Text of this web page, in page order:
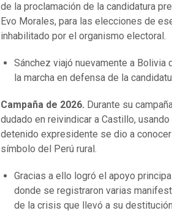
de la proclamación de la candidatura
Evo Morales, para las elecciones de
inhabilitado por el organismo electoral.
Sánchez viajó nuevamente a
la marcha en defensa de la
Campaña de 2026. Durante su
dudado en reivindicar a Castillo,
detenido expresidente se dio a
símbolo del Perú rural.
Gracias a ello logró el apoyo
donde se registraron varias
de la crisis que llevó a su